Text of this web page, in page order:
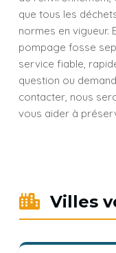
que tous les
normes en vigueur.
pompage fosse
service fiable,
question ou
contacter, nous
vous aider à
Villes